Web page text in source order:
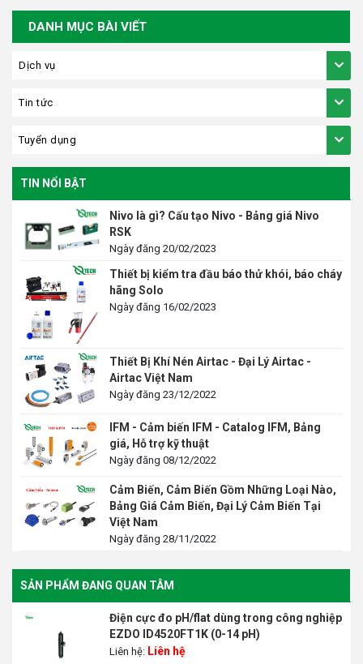
DANH MỤC BÀI VIẾT
Dịch vụ
Tin tức
Tuyển dụng
TIN NỔI BẬT
Nivo là gì? Cấu tạo Nivo - Bảng giá Nivo
RSK
Ngày đăng 20/02/2023
Thiết bị kiểm tra đầu báo thử khói, báo cháy
hãng Solo
Ngày đăng 16/02/2023
Thiết Bị Khí Nén Airtac - Đại Lý Airtac -
Airtac Việt Nam
Ngày đăng 23/12/2022
IFM - Cảm biến IFM - Catalog IFM, Bảng
giá, Hỗ trợ kỹ thuật
Ngày đăng 08/12/2022
Cảm Biến, Cảm Biến Gồm Những Loại Nào,
Bảng Giá Cảm Biến, Đại Lý Cảm Biến Tại
Việt Nam
Ngày đăng 28/11/2022
SẢN PHẨM ĐANG QUAN TÂM
Điện cực đo pH/flat dùng trong công nghiệp
EZDO ID4520FT1K (0-14 pH)
Liên hệ: Liên hệ